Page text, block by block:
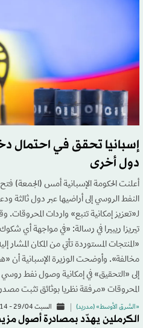
إسبانيا تحقق في احتمال
دول أخرى
أعلنت الحكومة الإسبانية أمس (الجمعة)
النفط الروسي إلى أراضيها عبر دول ثالثة
لـ«تعزيز إمكانية تتبع» واردات المحروقات.
تيريزا ريبيرا في رسالة: «في مواجهة أي
«المنتجات المستوردة تأتي من المكان
مخالفة». وأوضحت الوزيرة الإسبانية أن
إلى «التحقيق» في إمكانية وصول نفط روسي
المحروقات «مرفقة نظريا بوثائق تثبت
«الشرق الأوسط» (مدريد) السبت 29/04 - 10:14
الكرملين يهدّد بمصادرة أصول